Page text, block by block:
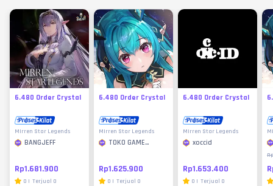
6.480 Order Crystal
MIrren Star Legends
BANGJEFF
Rp1.681.900
0 | Terjual 0
6.480 Order Crystal
MIrren Star Legends
TOKO GAME
Rp1.625.900
0 | Terjual 0
6.480 Order Crystal
MIrren Star Legends
xoccid
Rp1.653.400
0 | Terjual 0